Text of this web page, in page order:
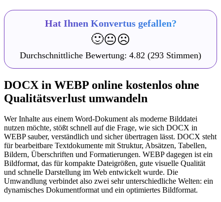
Hat Ihnen Konvertus gefallen?
🙂😐☹️
Durchschnittliche Bewertung: 4.82 (293 Stimmen)
DOCX in WEBP online kostenlos ohne
Qualitätsverlust umwandeln
Wer Inhalte aus einem Word-Dokument als moderne Bilddatei
nutzen möchte, stößt schnell auf die Frage, wie sich DOCX in
WEBP sauber, verständlich und sicher übertragen lässt. DOCX steht
für bearbeitbare Textdokumente mit Struktur, Absätzen, Tabellen,
Bildern, Überschriften und Formatierungen. WEBP dagegen ist ein
Bildformat, das für kompakte Dateigrößen, gute visuelle Qualität
und schnelle Darstellung im Web entwickelt wurde. Die
Umwandlung verbindet also zwei sehr unterschiedliche Welten: ein
dynamisches Dokumentformat und ein optimiertes Bildformat.